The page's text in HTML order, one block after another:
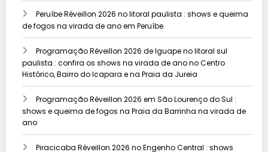
Peruíbe Réveillon 2026 no litoral paulista : shows e queima
de fogos na virada de ano em Peruíbe
Programação Réveillon 2026 de Iguape no litoral sul
paulista : confira os shows na virada de ano no Centro
Histórico, Bairro do Icapara e na Praia da Jureia
Programação Réveillon 2026 em São Lourenço do Sul :
shows e queima de fogos na Praia da Barrinha na virada de
ano
Piracicaba Réveillon 2026 no Engenho Central : shows